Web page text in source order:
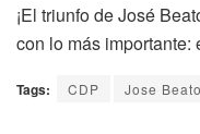
¡El triunfo de José
con lo más importante:
Tags: CDP Jose Beato